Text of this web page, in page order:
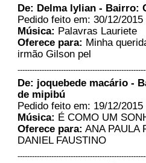
De: Delma lylian - Bairro:
Pedido feito em: 30/12/
Música: Palavras Lauriete
Oferece para: Minha
irmão Gilson pel
De: joquebede macário -
de mipibú
Pedido feito em: 19/12/
Música: É COMO UM
Oferece para: ANA PAULA
DANIEL FAUSTINO